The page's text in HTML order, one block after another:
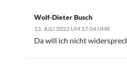
Wolf-Dieter Busch
13. JULI 2022 UM 17:04 UHR
Da will ich nicht